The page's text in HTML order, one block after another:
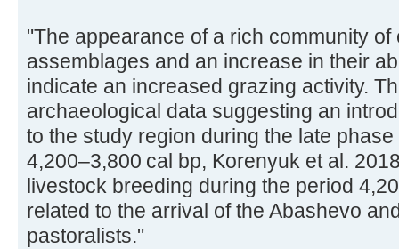
"The appearance of a rich community
assemblages and an increase in their
indicate an increased grazing activity.
archaeological data suggesting an
to the study region during the late
4,200–3,800 cal bp, Korenyuk et al.
livestock breeding during the period
related to the arrival of the Abashevo
pastoralists."